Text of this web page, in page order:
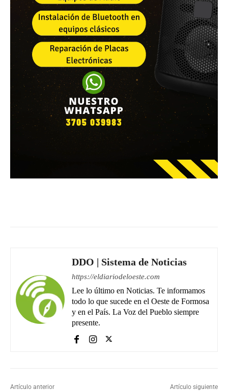
DDO | Sistema de Noticias
https://eldiariodeloeste.com
Lee lo último en Noticias. Te informamos
todo lo que sucede en el Oeste de Formosa
y en el País. La Voz del Pueblo siempre
presente.
Artículo anterior Artículo siguiente